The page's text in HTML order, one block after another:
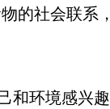
的社会联系
和环境感兴